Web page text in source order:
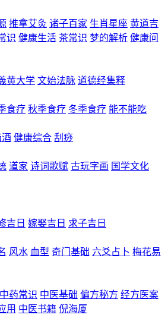
推拿艾灸 诸子百家 生肖星座 黄道吉
识 健康生活 茶常识 梦的解析 健康问
黄大学 文始法脉 道德经集释
食疗 秋季食疗 冬季食疗 能不能吃
酒 健康综合 刮痧
道家 诗词歌赋 古玩字画 国学文化
吉日 嫁娶吉日 求子吉日
风水 血型 奇门基础 六爻占卜 梅花易
中药常识 中医基础 偏方秘方 经方医案
用 中医书籍 倪海厦